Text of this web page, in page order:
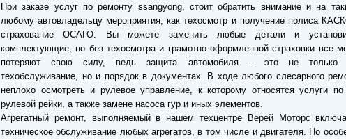
При заказе услуг по ремонту ssangyong, стоит обратить внимание и на
любому автовладельцу мероприятия, как техосмотр и получение полиса
страхование ОСАГО. Вы можете заменить любые детали и
комплектующие, но без техосмотра и грамотно оформленной страховки все
потеряют свою силу, ведь защита автомобиля – это не только
техобслуживание, но и порядок в документах. В ходе любого слесарного
неплохо осмотреть и рулевое управление, к которому относятся услуги по
рулевой рейки, а также замене насоса гур и иных элементов.
Агрегатный ремонт, выполняемый в нашем техцентре Верей Моторс
техническое обслуживание любых агрегатов, в том числе и двигателя. Но